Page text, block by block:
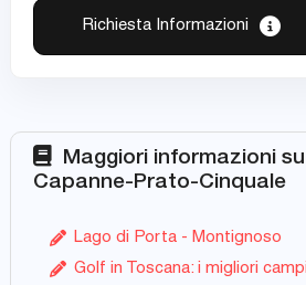
Richiesta Informazioni
Maggiori informazioni su
Capanne-Prato-Cinquale
Lago di Porta - Montignoso
Golf in Toscana: i migliori campi